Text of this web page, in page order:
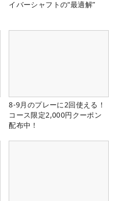
イバーシャフトの“最適解”
8-9月のプレーに2回使える！
コース限定2,000円クーポン
配布中！